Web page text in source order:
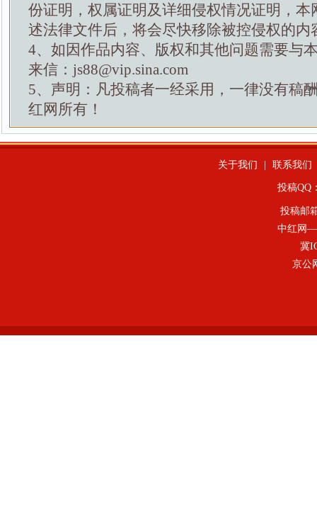
份证明，权属证明及详细侵权情况证明，本
述法律文件后，将会尽快移除被控侵权的内
4、如因作品内容、版权和其他问题需要与
来信：js88@vip.sina.com
5、声明：凡投稿者一经采用，一律没有稿
红网所有！
关于我们 联系我们
投稿QQ
投稿邮
中红网—
冀
京公